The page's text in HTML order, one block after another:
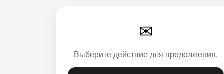
✉
Выберите действие для продолжения.